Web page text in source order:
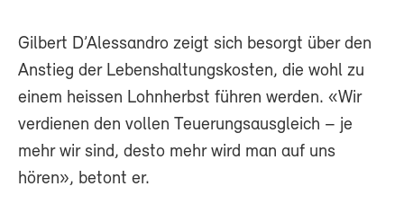
Gilbert D’Alessandro zeigt sich besorgt über den
Anstieg der Lebenshaltungskosten, die wohl zu
einem heissen Lohnherbst führen werden. «Wir
verdienen den vollen Teuerungsausgleich – je
mehr wir sind, desto mehr wird man auf uns
hören», betont er.